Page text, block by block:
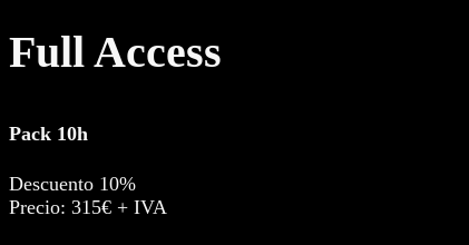
Full Access
Pack 10h
Descuento 10%
Precio: 315€ + IVA